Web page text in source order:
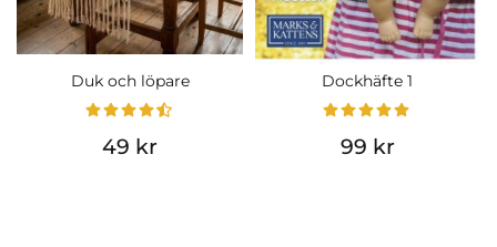
Duk och löpare
49 kr
Dockhäfte 1
99 kr